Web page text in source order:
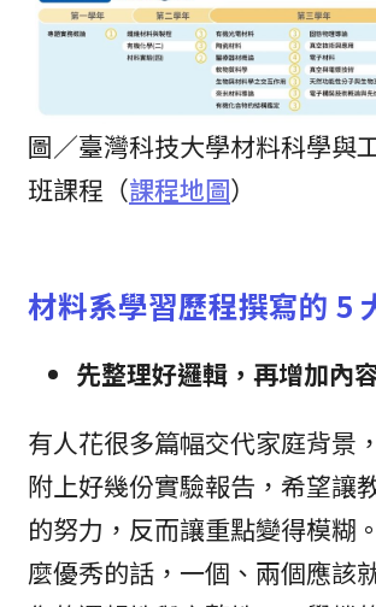
圖／臺灣科技大學材料科學與
班課程（課程地圖）
材料系學習歷程撰寫的 5
先整理好邏輯，再增加內
有人花很多篇幅交代家庭背景
附上好幾份實驗報告，希望讓
的努力，反而讓重點變得模糊
麼優秀的話，一個、兩個應該